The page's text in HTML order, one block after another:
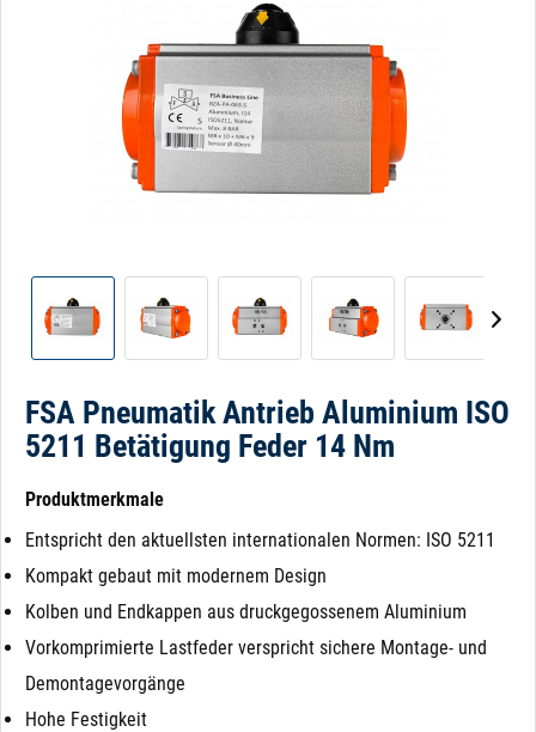
FSA Pneumatik Antrieb Aluminium ISO
5211 Betätigung Feder 14 Nm
Produktmerkmale
Entspricht den aktuellsten internationalen Normen: ISO 5211
Kompakt gebaut mit modernem Design
Kolben und Endkappen aus druckgegossenem Aluminium
Vorkomprimierte Lastfeder verspricht sichere Montage- und
Demontagevorgänge
Hohe Festigkeit